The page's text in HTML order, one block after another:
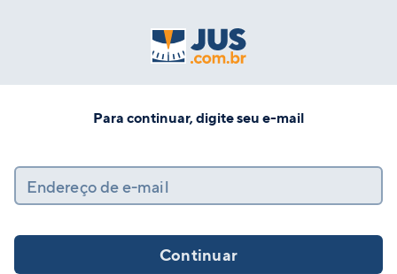
Para continuar, digite seu e-mail
Endereço de e-mail
Continuar